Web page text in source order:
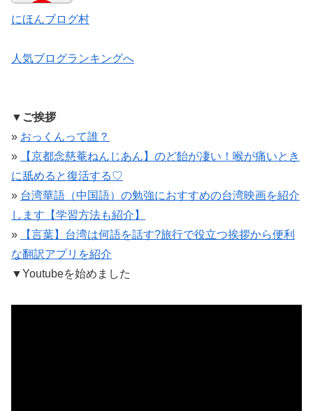
にほんブログ村
人気ブログランキングへ
▼ご挨拶
» おっくんって誰？
»
【京都念慈菴ねんじあん】のど飴が凄い！喉が痛いとき
に舐めると復活する♡
» 台湾華語（中国語）の勉強におすすめの台湾映画を紹介
します【学習方法も紹介】
»
【言葉】台湾は何語を話す?旅行で役立つ挨拶から便利
な翻訳アプリを紹介
▼Youtubeを始めました